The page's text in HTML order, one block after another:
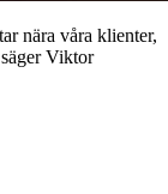
nära våra klienter,
Viktor